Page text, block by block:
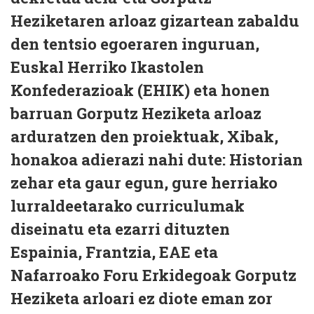
Heziketaren arloaz gizartean zabaldu
den tentsio egoeraren inguruan,
Euskal Herriko Ikastolen
Konfederazioak (EHIK) eta honen
barruan Gorputz Heziketa arloaz
arduratzen den proiektuak, Xibak,
honakoa adierazi nahi dute: Historian
zehar eta gaur egun, gure herriako
lurraldeetarako curriculumak
diseinatu eta ezarri dituzten
Espainia, Frantzia, EAE eta
Nafarroako Foru Erkidegoak Gorputz
Heziketa arloari ez diote eman zor